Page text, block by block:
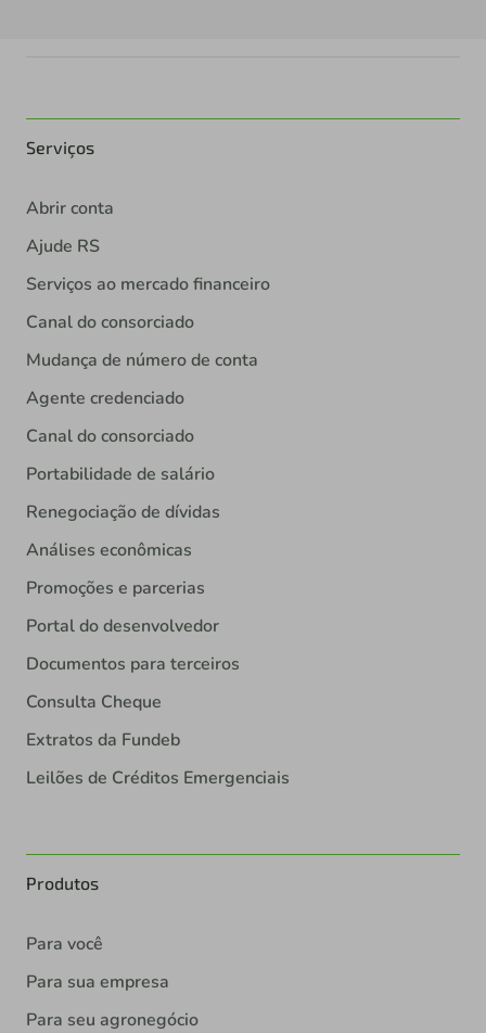
Serviços
Abrir conta
Ajude RS
Serviços ao mercado financeiro
Canal do consorciado
Mudança de número de conta
Agente credenciado
Canal do consorciado
Portabilidade de salário
Renegociação de dívidas
Análises econômicas
Promoções e parcerias
Portal do desenvolvedor
Documentos para terceiros
Consulta Cheque
Extratos da Fundeb
Leilões de Créditos Emergenciais
Produtos
Para você
Para sua empresa
Para seu agronegócio